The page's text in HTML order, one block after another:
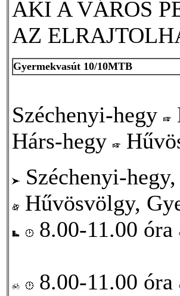
AKI A VÁROS
AZ
Gyermekvasút 10/10MTB
Széchenyi-hegy
Hárs-hegy
Széchenyi-
Hűvösvölgy,
8.00-11.00 óra
8.00-11.00 óra